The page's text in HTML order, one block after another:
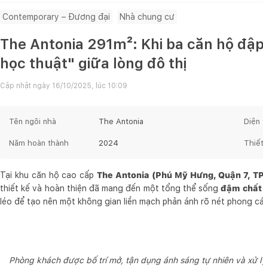
Contemporary – Đương đại Nhà chung cư
The Antonia 291m²: Khi ba căn hộ
học thuật" giữa lòng đô thị
Cập nhật ngày 16/10/2025, lúc 10:09
Tên ngôi nhà The Antonia Diện
Năm hoàn thành 2024
Tại khu căn hộ cao cấpThe Antonia (Phú Mỹ Hưng, Quận 7,
thiết kế và hoàn thiện đã mang đến một tổng thể sốngđậm
léo để tạo nên một không gian liền mạch phản ánh rõ nét phong
Phòng khách được bố trí mở, tận dụng ánh sáng tự nhiên và